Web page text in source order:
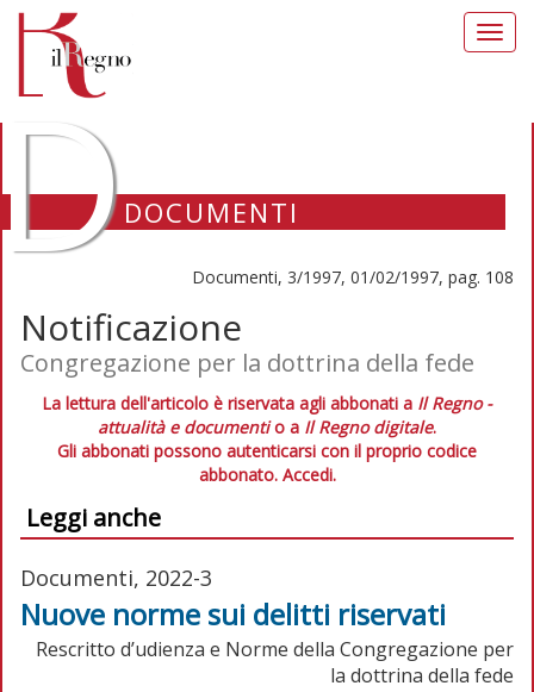
DOCUMENTI
Documenti, 3/1997, 01/02/1997, pag. 108
Notificazione
Congregazione per la dottrina della fede
La lettura dell'articolo è riservata agli abbonati a Il Regno -
attualità e documentio a Il Regno digitale.
Gli abbonati possono autenticarsi con il proprio codice
abbonato. Accedi.
Leggi anche
Documenti, 2022-3
Nuove norme sui delitti riservati
Rescritto d’udienza e Norme della Congregazione per
la dottrina della fede